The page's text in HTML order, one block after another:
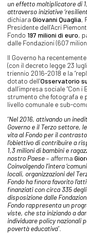
un effetto moltiplicatore di
attraverso iniziative
dichiara Giovanni Quaglia,
Presidente dell’Acri
Fondo 197 milioni di euro,
dalle Fondazioni (607
Il Governo ha recentemente
(con il decreto legge 23
triennio 2016-2018 e la
dotato dell’Osservatorio
dall’impresa sociale “Con i
strumento che fotografa e
livello comunale e sub-
“Nel 2016, attivando un
Governo e il Terzo settore,
vita al Fondo per il
l’obiettivo di contribuire a
1,3 milioni di bambini e
nostro Paese– afferma
Coinvolgendo l’intera
locali, organizzazioni del
Fondo ha finora favorito
finanziati con circa 335
disposizione dalle
Fondo rappresenta un
viste, che sta iniziando a
individuare policy nazionali
povertà educativa”.